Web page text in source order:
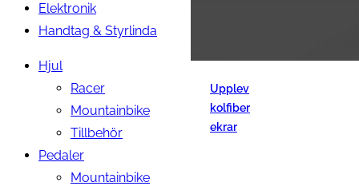
Elektronik
Handtag & Styrlinda
Hjul
Racer
Mountainbike
Tillbehör
Pedaler
Mountainbike
Upplev
kolfiber
ekrar